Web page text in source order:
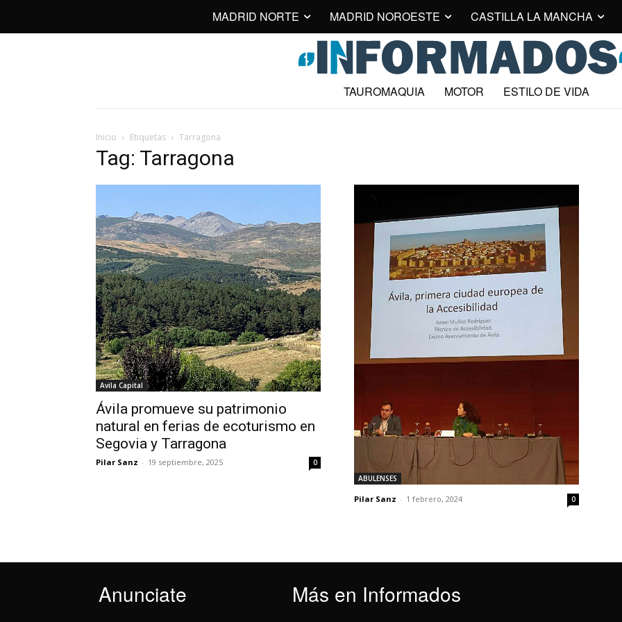
MADRID NORTE MADRID NOROESTE CASTILLA LA MANCHA
TAUROMAQUIA MOTOR ESTILO DE VIDA
Inicio Etiquetas Tarragona
Tag: Tarragona
Avila Capital
Ávila promueve su patrimonio
natural en ferias de ecoturismo en
Segovia y Tarragona
Pilar Sanz - 19 septiembre, 2025
0
ABULENSES
Pilar Sanz - 1 febrero, 2024 0
Anunciate Más en Informados